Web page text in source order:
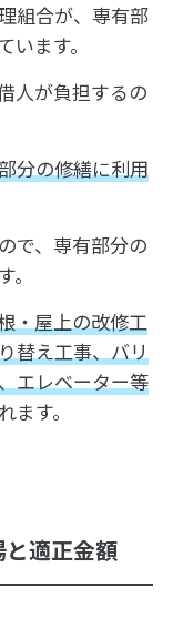
組合が、専有部
ます。
人が負担するの
分の修繕に利用
で、専有部分の
・屋上の改修工
替え工事、バリ
エレベーター等
ます。
適正金額